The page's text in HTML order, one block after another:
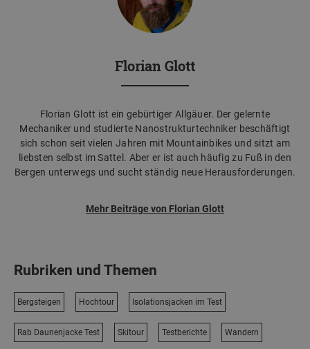
Florian Glott
Florian Glott ist ein gebürtiger Allgäuer. Der gelernte
Mechaniker und studierte Nanostrukturtechniker beschäftigt
sich schon seit vielen Jahren mit Mountainbikes und sitzt am
liebsten selbst im Sattel. Aber er ist auch häufig zu Fuß in den
Bergen unterwegs und sucht ständig neue Herausforderungen.
Mehr Beiträge von Florian Glott
Rubriken und Themen
Bergsteigen Hochtour Isolationsjacken im Test
Rab Daunenjacke Test Skitour Testberichte Wandern